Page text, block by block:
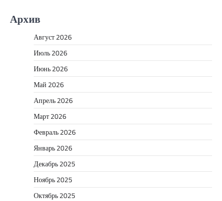
Архив
Август 2026
Июль 2026
Июнь 2026
Май 2026
Апрель 2026
Март 2026
Февраль 2026
Январь 2026
Декабрь 2025
Ноябрь 2025
Октябрь 2025